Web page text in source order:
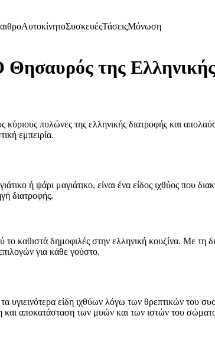
ΑυτοκίνητοΣυσκευέςΤάσειςΜόνωση
της
κύριους πυλώνες της ελληνικής διατροφής και
εμπειρία.
ή ψάρι μαγιάτικο, είναι ένα είδος ιχθύος που
διατροφής.
καθιστά δημοφιλές στην ελληνική κουζίνα. Με τη
για κάθε γούστο.
υγιεινότερα είδη ιχθύων λόγω των θρεπτικών του
αποκατάσταση των μυών και των ιστών του